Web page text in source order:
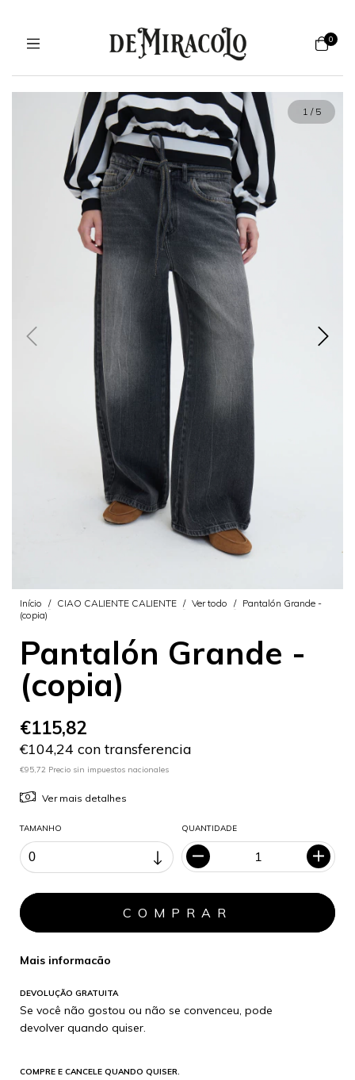
0
1 / 5
Início / CIAO CALIENTE CALIENTE / Ver todo / Pantalón Grande -
(copia)
Pantalón Grande -
(copia)
€115,82
€104,24 con transferencia
€95,72 Precio sin impuestos nacionales
Ver mais detalhes
TAMANHO QUANTIDADE
Mais informacão
DEVOLUÇÃO GRATUITA
Se você não gostou ou não se convenceu, pode
devolver quando quiser.
COMPRE E CANCELE QUANDO QUISER.